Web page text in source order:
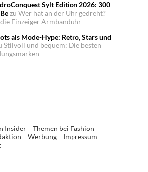
Sylt Edition 2026: 300
zu Wer hat an der Uhr gedreht?
Einzeiger Armbanduhr
als Mode-Hype: Retro, Stars und
Stilvoll und bequem: Die besten
Insider
Themen bei Fashion
Werbung
Impressum